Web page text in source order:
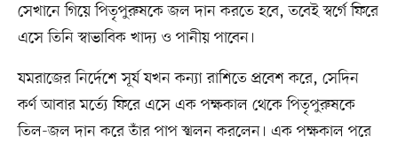
সেখানে গিয়ে পিতৃপুরুষকে জল দান করতে হবে, তবেই স্বর্গে ফিরে
এসে তিনি স্বাভাবিক খাদ্য ও পানীয় পাবেন।
যমরাজের নির্দেশে সূর্য যখন কন্যা রাশিতে প্রবেশ করে, সেদিন
কর্ণ আবার মর্ত্যে ফিরে এসে এক পক্ষকাল থেকে পিতৃপুরুষকে
তিল-জল দান করে তাঁর পাপ স্খলন করলেন। এক পক্ষকাল পরে